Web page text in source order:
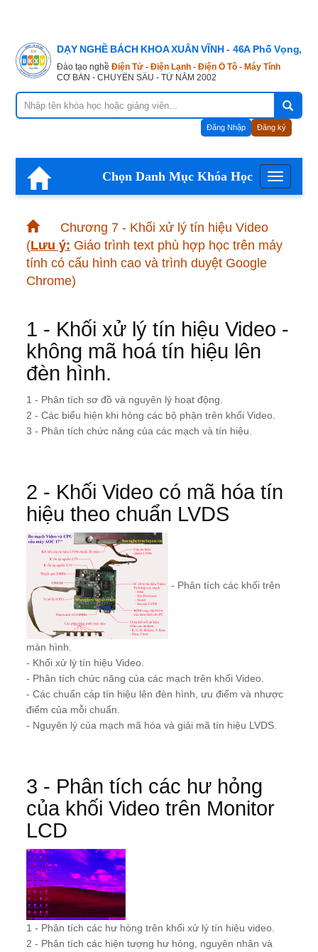
DẠY NGHỀ BÁCH KHOA XUÂN VĨNH - 46A Phố Vọng,
Đào tạo nghề Điện Tử - Điện Lạnh - Điện Ô Tô - Máy Tính
CƠ BẢN - CHUYÊN SÂU - TỪ NĂM 2002
Đăng Nhập Đăng ký
Menu
Chọn Danh Mục Khóa Học
Chương 7 - Khối xử lý tín hiệu Video
(Lưu ý: Giáo trình text phù hợp học trên máy
tính có cấu hình cao và trình duyệt Google
Chrome)
1 - Khối xử lý tín hiệu Video -
không mã hoá tín hiệu lên
đèn hình.
1 - Phân tích sơ đồ và nguyên lý hoạt động.
2 - Các biểu hiện khi hỏng các bộ phận trên khối Video.
3 - Phân tích chức năng của các mạch và tín hiệu.
2 - Khối Video có mã hóa tín
hiệu theo chuẩn LVDS
- Phân tích các khối trên
màn hình.
- Khối xử lý tín hiệu Video.
- Phân tích chức năng của các mạch trên khối Video.
- Các chuẩn cáp tín hiệu lên đèn hình, ưu điểm và nhược
điểm của mỗi chuẩn.
- Nguyên lý của mạch mã hóa và giải mã tín hiệu LVDS.
3 - Phân tích các hư hỏng
của khối Video trên Monitor
LCD
1 - Phân tích các hư hòng trên khối xử lý tín hiệu video.
2 - Phân tích các hiện tượng hư hỏng, nguyên nhân và